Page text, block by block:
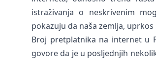
istraživanja o neskrivenim
pokazuju da naša zemlja,
Broj pretplatnika na internet u
govore da je u posljednjih